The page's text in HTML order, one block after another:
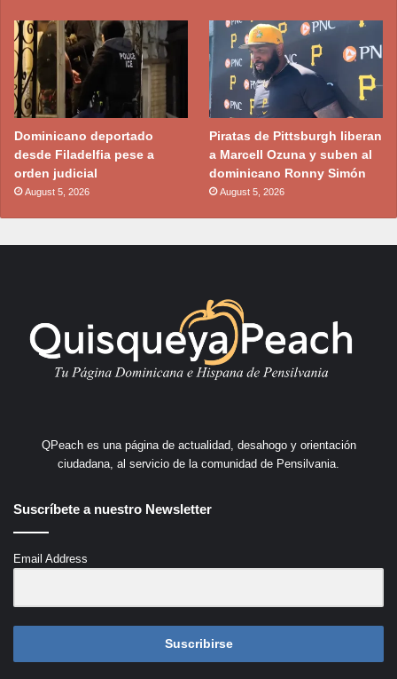
Dominicano deportado
desde Filadelfia pese a
orden judicial
August 5, 2026
Piratas de Pittsburgh liberan
a Marcell Ozuna y suben al
dominicano Ronny Simón
August 5, 2026
QPeach es una página de actualidad, desahogo y orientación
ciudadana, al servicio de la comunidad de Pensilvania.
Suscríbete a nuestro Newsletter
Email Address
Suscribirse